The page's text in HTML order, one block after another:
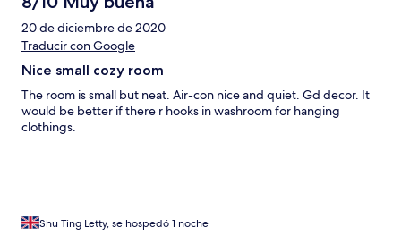
20 de diciembre de 2020
Traducir con Google
Nice small cozy room
The room is small but neat. Air-con nice and quiet. Gd decor. It
would be better if there r hooks in washroom for hanging
clothings.
Shu Ting Letty, se hospedó 1 noche